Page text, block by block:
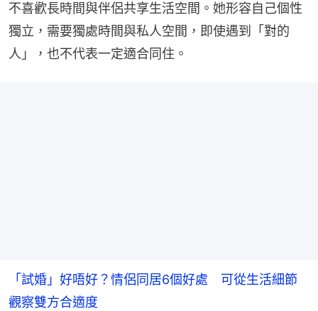
不喜歡長時間與伴侶共享生活空間。她形容自己個性
獨立，需要獨處時間與私人空間，即使遇到「對的
人」，也不代表一定適合同住。
「試婚」好唔好？情侶同居6個好處 可從生活細節
觀察雙方合適度